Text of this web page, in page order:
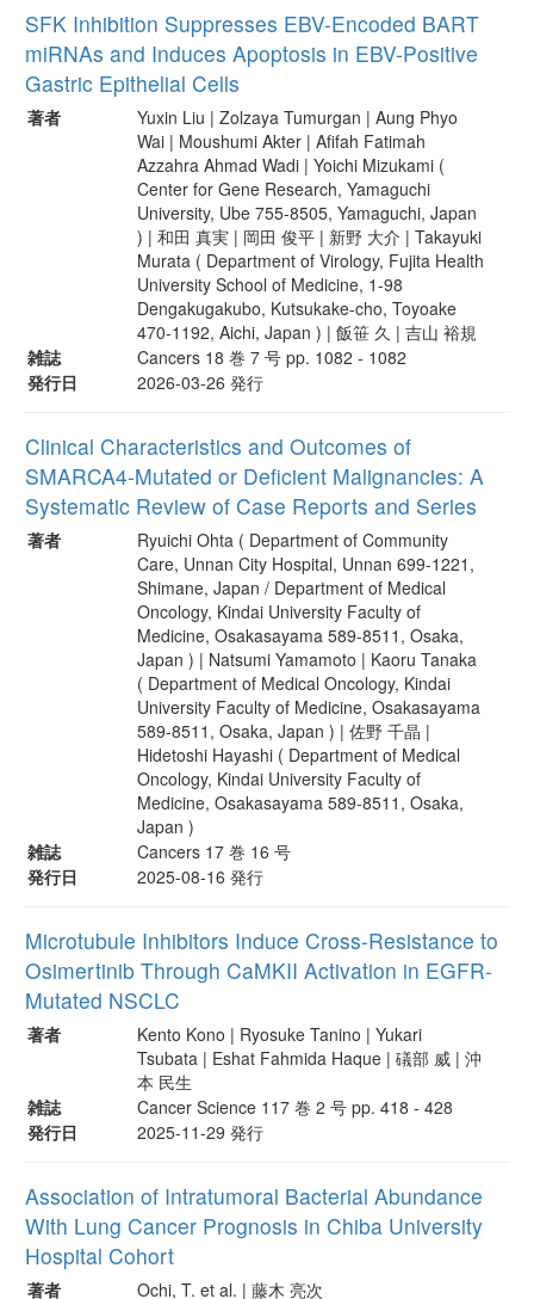
SFK Inhibition Suppresses EBV-Encoded BART
miRNAs and Induces Apoptosis in EBV-Positive
Gastric Epithelial Cells
著者
Yuxin Liu | Zolzaya Tumurgan | Aung Phyo
Wai | Moushumi Akter | Afifah Fatimah
Azzahra Ahmad Wadi | Yoichi Mizukami (
Center for Gene Research, Yamaguchi
University, Ube 755-8505, Yamaguchi, Japan
) | 和田 真実 | 岡田 俊平 | 新野 大介 | Takayuki
Murata ( Department of Virology, Fujita Health
University School of Medicine, 1-98
Dengakugakubo, Kutsukake-cho, Toyoake
470-1192, Aichi, Japan ) | 飯笹 久 | 吉山 裕規
雑誌
Cancers 18 巻 7 号 pp. 1082 - 1082
発行日
2026-03-26 発行
Clinical Characteristics and Outcomes of
SMARCA4-Mutated or Deficient Malignancies: A
Systematic Review of Case Reports and Series
著者
Ryuichi Ohta ( Department of Community
Care, Unnan City Hospital, Unnan 699-1221,
Shimane, Japan / Department of Medical
Oncology, Kindai University Faculty of
Medicine, Osakasayama 589-8511, Osaka,
Japan ) | Natsumi Yamamoto | Kaoru Tanaka
( Department of Medical Oncology, Kindai
University Faculty of Medicine, Osakasayama
589-8511, Osaka, Japan ) | 佐野 千晶 |
Hidetoshi Hayashi ( Department of Medical
Oncology, Kindai University Faculty of
Medicine, Osakasayama 589-8511, Osaka,
Japan )
雑誌
Cancers 17 巻 16 号
発行日
2025-08-16 発行
Microtubule Inhibitors Induce Cross-Resistance to
Osimertinib Through CaMKII Activation in EGFR-
Mutated NSCLC
著者
Kento Kono | Ryosuke Tanino | Yukari
Tsubata | Eshat Fahmida Haque | 礒部 威 | 沖
本 民生
雑誌
Cancer Science 117 巻 2 号 pp. 418 - 428
発行日
2025-11-29 発行
Association of Intratumoral Bacterial Abundance
With Lung Cancer Prognosis in Chiba University
Hospital Cohort
著者 Ochi, T. et al. | 藤木 亮次